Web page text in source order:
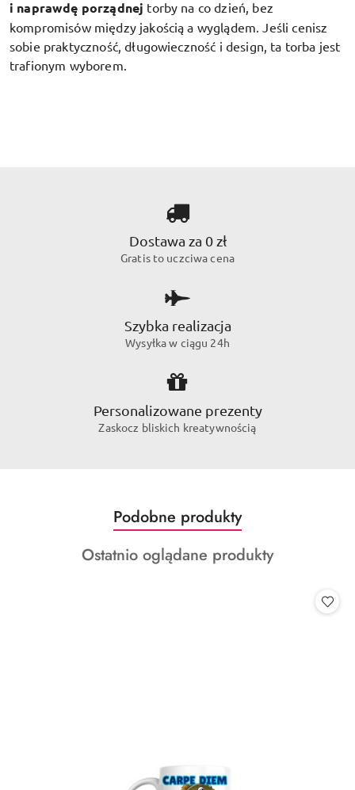
i naprawdę porządnej torby na co dzień, bez
kompromisów między jakością a wyglądem. Jeśli cenisz
sobie praktyczność, długowieczność i design, ta torba jest
trafionym wyborem.
Dostawa za 0 zł
Gratis to uczciwa cena
Szybka realizacja
Wysyłka w ciągu 24h
Personalizowane prezenty
Zaskocz bliskich kreatywnością
Pomiń karuzelę produktów
Produkty
o
statusie:
Podobne produkty
Produkty
Ostatnio oglądane produkty